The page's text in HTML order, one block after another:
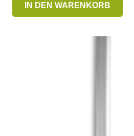
IN DEN WARENKORB